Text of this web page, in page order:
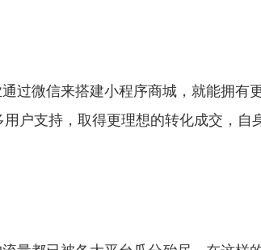
过微信来搭建小程序商城，就能拥有
户支持，取得更理想的转化成交，自